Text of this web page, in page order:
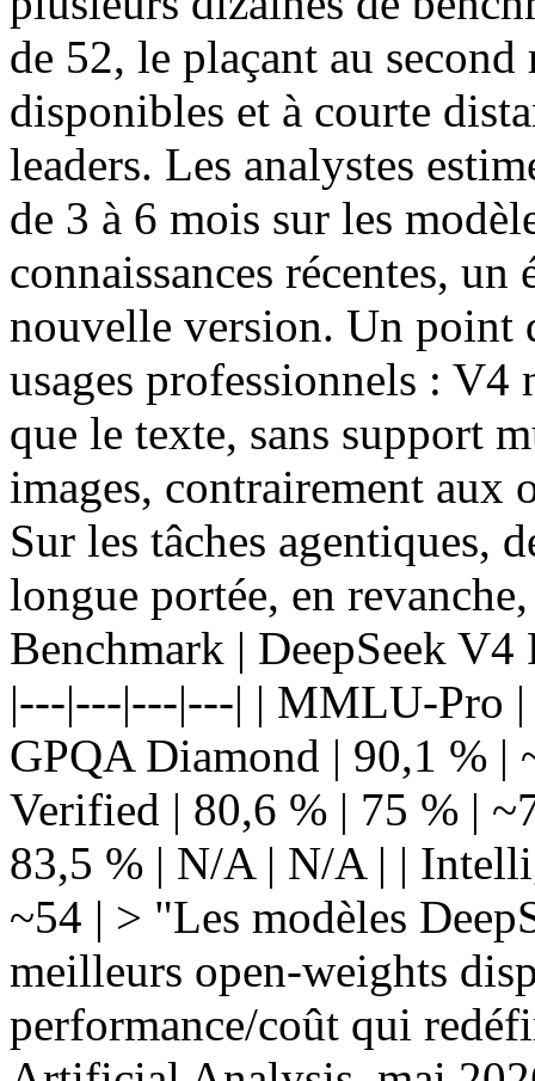
de 52, le plaçant au
disponibles et à courte
leaders. Les analystes
de 3 à 6 mois sur les
connaissances récentes,
nouvelle version. Un point
usages professionnels : V4
que le texte, sans support
images, contrairement aux
Sur les tâches agentiques,
longue portée, en
Benchmark | DeepSeek
|---|---|---|---| | MMLU-Pro |
GPQA Diamond | 90,1 % |
Verified | 80,6 % | 75 % |
83,5 % | N/A | N/A | |
~54 | > "Les modèles
meilleurs open-weights
performance/coût qui